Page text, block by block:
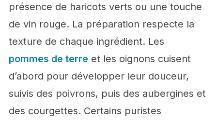
présence de haricots verts ou une touche
de vin rouge. La préparation respecte la
texture de chaque ingrédient. Les
pommes de terre et les oignons cuisent
d’abord pour développer leur douceur,
suivis des poivrons, puis des aubergines et
des courgettes. Certains puristes